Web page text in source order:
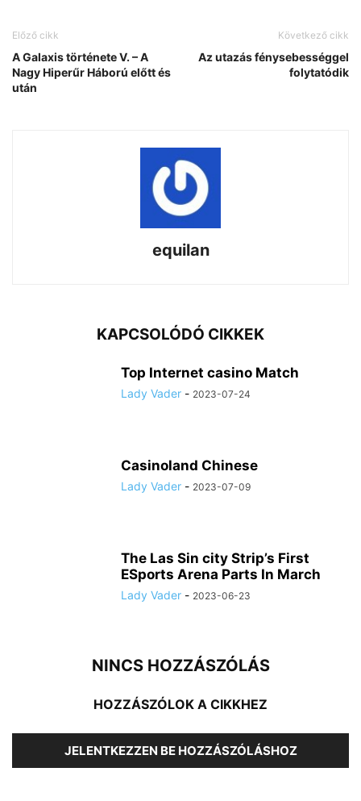
Előző cikk
A Galaxis története V. – A
Nagy Hiperűr Háború előtt és
után
Következő cikk
Az utazás fénysebességgel
folytatódik
equilan
KAPCSOLÓDÓ CIKKEK
Top Internet casino Match
Lady Vader - 2023-07-24
Casinoland Chinese
Lady Vader - 2023-07-09
The Las Sin city Strip’s First
ESports Arena Parts In March
Lady Vader - 2023-06-23
NINCS HOZZÁSZÓLÁS
HOZZÁSZÓLOK A CIKKHEZ
JELENTKEZZEN BE HOZZÁSZÓLÁSHOZ